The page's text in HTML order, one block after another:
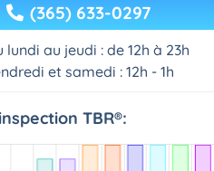
(365) 633-0297
lundi au jeudi : de 12h à 23h
et samedi : 12h - 1h
TBR®: